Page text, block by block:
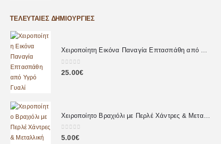
ΤΕΛΕΥΤΑΊΕΣ ΔΗΜΙΟΥΡΓΊΕΣ
Χειροποίητη Εικόνα Παναγία Επτασπάθη από Υγρό Γυαλί
0out of 5
25.00€
0 out of 5
5.00€